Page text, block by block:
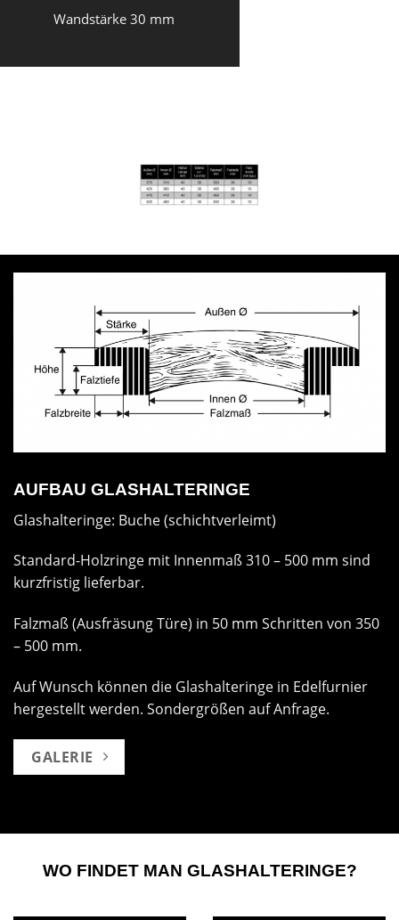
Wandstärke 30 mm
AUFBAU GLASHALTERINGE
Glashalteringe: Buche (schichtverleimt)
Standard-Holzringe mit Innenmaß 310 – 500 mm sind
kurzfristig lieferbar.
Falzmaß (Ausfräsung Türe) in 50 mm Schritten von 350
– 500 mm.
Auf Wunsch können die Glashalteringe in Edelfurnier
hergestellt werden. Sondergrößen auf Anfrage.
GALERIE
WO FINDET MAN GLASHALTERINGE?